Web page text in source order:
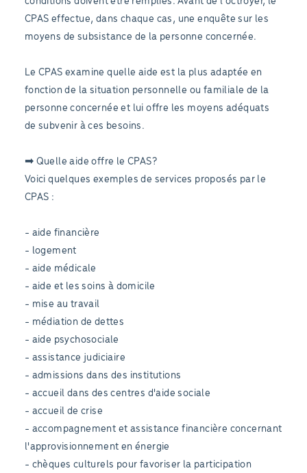
CPAS effectue, dans chaque cas, une enquête sur les
moyens de subsistance de la personne concernée.
Le CPAS examine quelle aide est la plus adaptée en
fonction de la situation personnelle ou familiale de la
personne concernée et lui offre les moyens adéquats
de subvenir à ces besoins.
➡ Quelle aide offre le CPAS?
Voici quelques exemples de services proposés par le
CPAS :
- aide financière
- logement
- aide médicale
- aide et les soins à domicile
- mise au travail
- médiation de dettes
- aide psychosociale
- assistance judiciaire
- admissions dans des institutions
- accueil dans des centres d'aide sociale
- accueil de crise
- accompagnement et assistance financière concernant
l'approvisionnement en énergie
- chèques culturels pour favoriser la participation